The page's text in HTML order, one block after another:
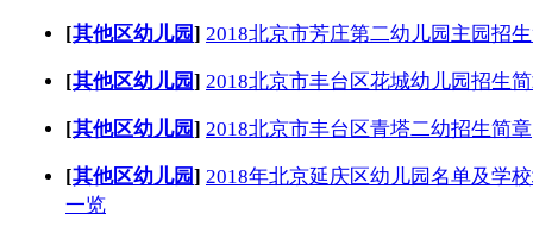
[其他区幼儿园] 2018北京市芳庄第二幼儿园主园招
[其他区幼儿园] 2018北京市丰台区花城幼儿园招生
[其他区幼儿园] 2018北京市丰台区青塔二幼招生简章
[其他区幼儿园] 2018年北京延庆区幼儿园名单及学
一览